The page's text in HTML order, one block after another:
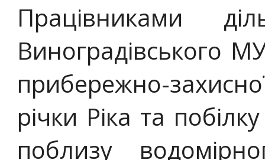
Працівниками
Виноградівського
прибережно-
річки Ріка та
поблизу